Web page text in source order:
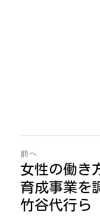
前へ
女性の働き
育成事業を
竹谷代行ら